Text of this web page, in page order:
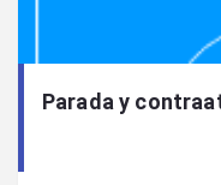
Parada y